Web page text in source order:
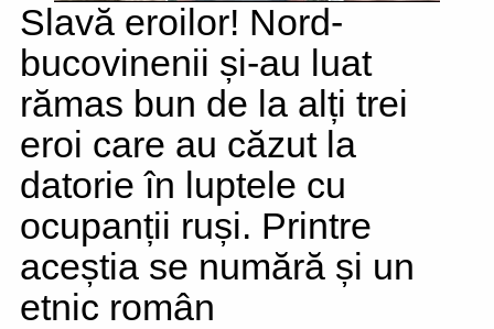
Slavă eroilor! Nord-
bucovinenii și-au luat
rămas bun de la alți trei
eroi care au căzut la
datorie în luptele cu
ocupanții ruși. Printre
aceștia se numără și un
etnic român